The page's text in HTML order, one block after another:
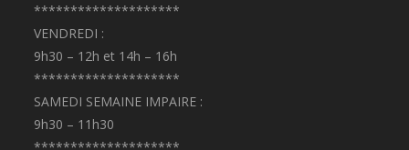
********************
VENDREDI :
9h30 – 12h et 14h – 16h
********************
SAMEDI SEMAINE IMPAIRE :
9h30 – 11h30
********************